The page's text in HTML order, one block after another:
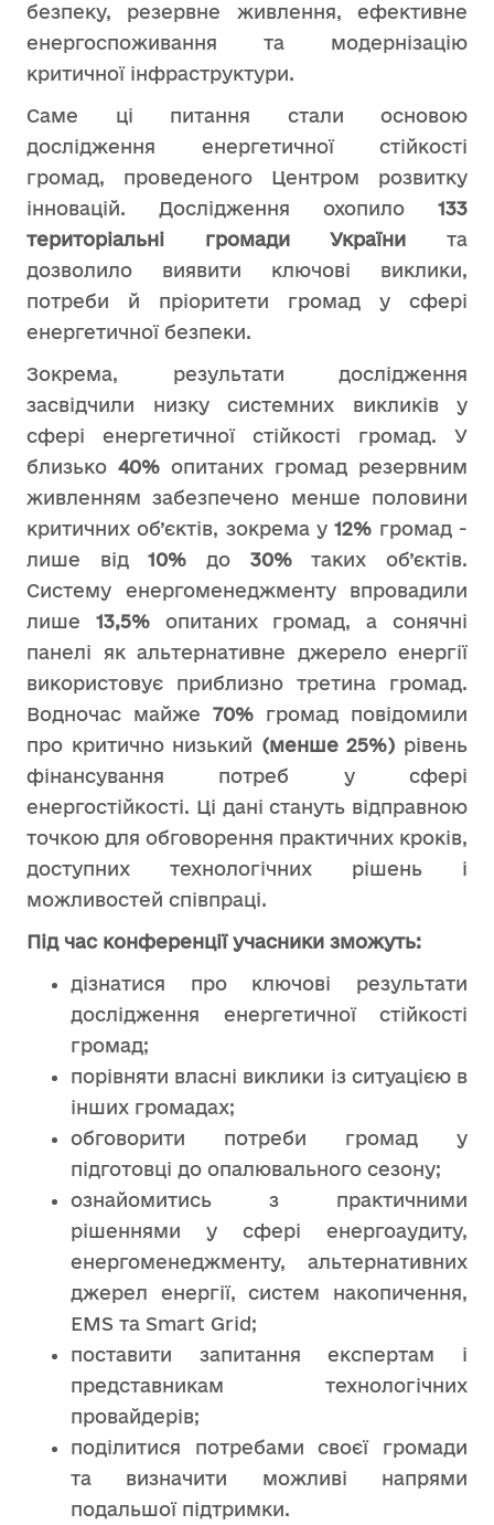
безпеку, резервне живлення, ефективне
енергоспоживання та модернізацію
критичної інфраструктури.
Саме ці питання стали основою
дослідження енергетичної стійкості
громад, проведеного Центром розвитку
інновацій. Дослідження охопило 133
територіальні громади України та
дозволило виявити ключові виклики,
потреби й пріоритети громад у сфері
енергетичної безпеки.
Зокрема, результати дослідження
засвідчили низку системних викликів у
сфері енергетичної стійкості громад. У
близько 40% опитаних громад резервним
живленням забезпечено менше половини
критичних об’єктів, зокрема у12% громад -
лише від10% до 30%таких об’єктів.
Систему енергоменеджменту впровадили
лише 13,5%опитаних громад, а сонячні
панелі як альтернативне джерело енергії
використовує приблизно третина громад.
Водночас майже 70% громад повідомили
про критично низький (менше 25%) рівень
фінансування потреб у сфері
енергостійкості. Ці дані стануть відправною
точкою для обговорення практичних кроків,
доступних технологічних рішень і
можливостей співпраці.
Під час конференції учасники зможуть:
дізнатися про ключові результати
дослідження енергетичної стійкості
громад;
порівняти власні виклики із ситуацією в
інших громадах;
обговорити потреби громад у
підготовці до опалювального сезону;
ознайомитись з практичними
рішеннями у сфері енергоаудиту,
енергоменеджменту, альтернативних
джерел енергії, систем накопичення,
EMS та Smart Grid;
поставити запитання експертам і
представникам технологічних
провайдерів;
поділитися потребами своєї громади
та визначити можливі напрями
подальшої підтримки.